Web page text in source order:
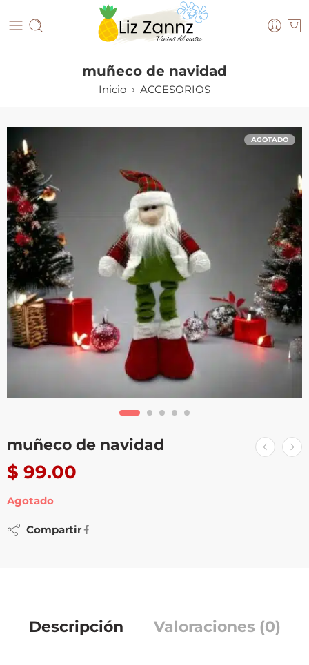
muñeco de navidad
Inicio ACCESORIOS
AGOTADO
muñeco de navidad
$ 99.00
Agotado
Compartir
Descripción Valoraciones (0)